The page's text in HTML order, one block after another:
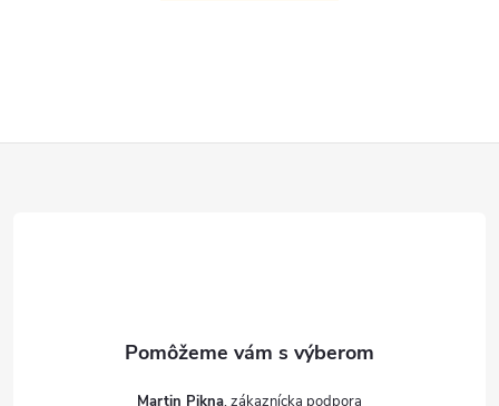
Martin Pikna